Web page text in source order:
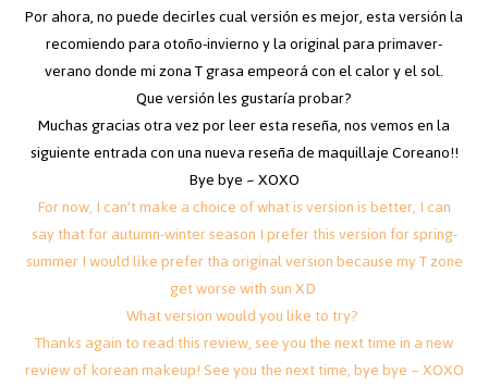
Por ahora, no puede decirles cual versión es mejor, esta versión la
recomiendo para otoño-invierno y la original para primaver-
verano donde mi zona T grasa empeorá con el calor y el sol.
Que versión les gustaría probar?
Muchas gracias otra vez por leer esta reseña, nos vemos en la
siguiente entrada con una nueva reseña de maquillaje Coreano!!
Bye bye ~ XOXO
For now, I can't make a choice of what is version is better, I can
say that for autumn-winter season I prefer this version for spring-
summer I would like prefer tha original version because my T zone
get worse with sun XD
What version would you like to try?
Thanks again to read this review, see you the next time in a new
review of korean makeup! See you the next time, bye bye ~ XOXO